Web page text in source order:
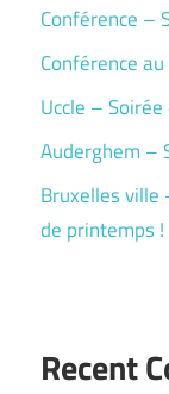
Conférence
Conférence
Uccle –
Auderghem –
Bruxelles ville
de printemps !
Recent